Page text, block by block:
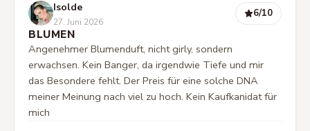
Isolde
27. Juni 2026
6/10
BLUMEN
Angenehmer Blumenduft, nicht girly, sondern
erwachsen. Kein Banger, da irgendwie Tiefe und mir
das Besondere fehlt. Der Preis für eine solche DNA
meiner Meinung nach viel zu hoch. Kein Kaufkanidat für
mich